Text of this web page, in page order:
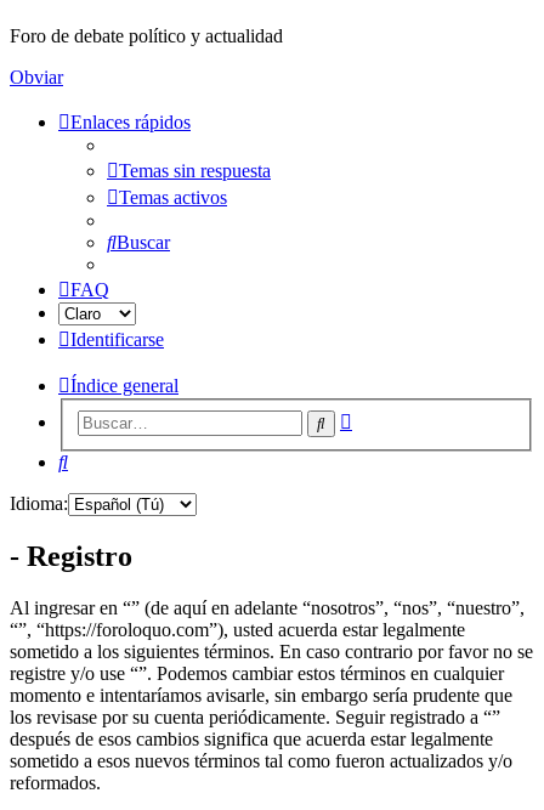
Foro de debate político y actualidad
Obviar
Enlaces rápidos
Temas sin respuesta
Temas activos
Buscar
FAQ
Identificarse
Índice general
Buscar
Buscar
Idioma:
- Registro
Al ingresar en “” (de aquí en adelante “nosotros”, “nos”, “nuestro”,
“”, “https://foroloquo.com”), usted acuerda estar legalmente
sometido a los siguientes términos. En caso contrario por favor no se
registre y/o use “”. Podemos cambiar estos términos en cualquier
momento e intentaríamos avisarle, sin embargo sería prudente que
los revisase por su cuenta periódicamente. Seguir registrado a “”
después de esos cambios significa que acuerda estar legalmente
sometido a esos nuevos términos tal como fueron actualizados y/o
reformados.